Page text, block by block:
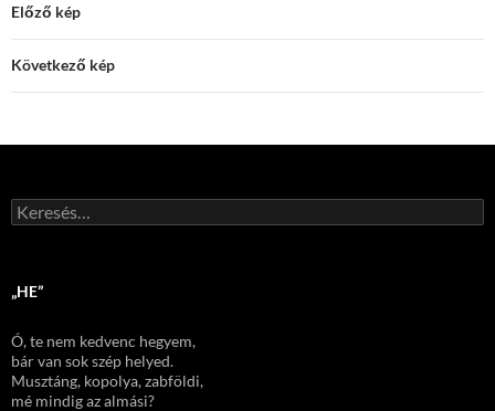
Előző kép
Következő kép
Keresés:
„HE”
Ó, te nem kedvenc hegyem,
bár van sok szép helyed.
Musztáng, kopolya, zabföldi,
mé mindig az almási?